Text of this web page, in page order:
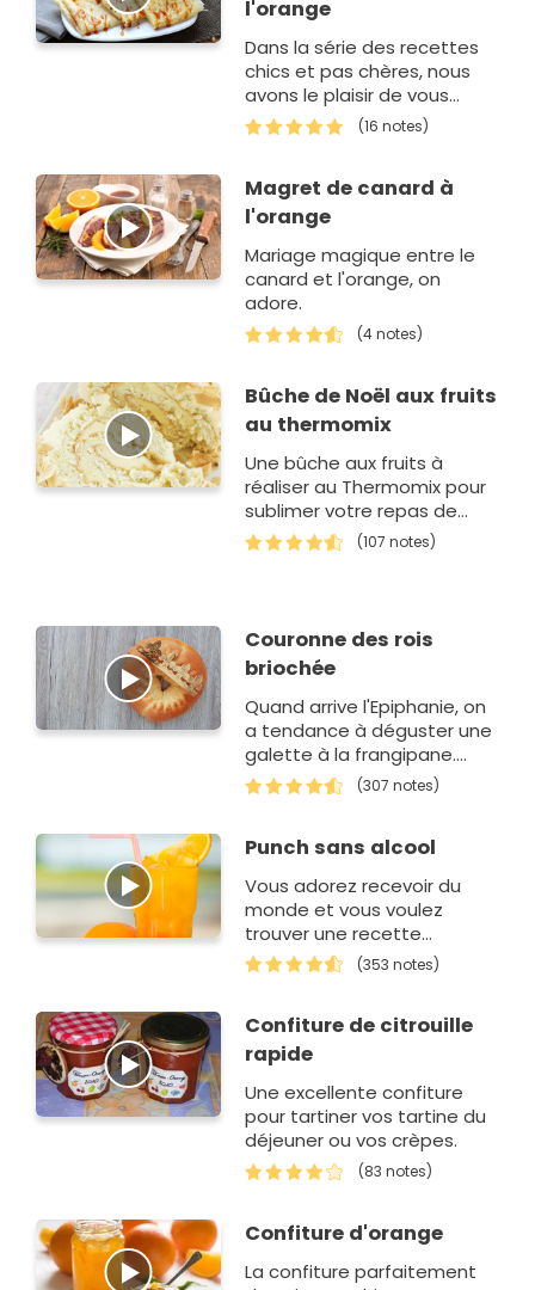
l'orange
Dans la série des recettes
chics et pas chères, nous
avons le plaisir de vous
proposer ces crêpes
aromatisées au rhum avec
(16 notes)
Magret de canard à
l'orange
Mariage magique entre le
canard et l'orange, on
adore.
(4 notes)
Bûche de Noël aux fruits
au thermomix
Une bûche aux fruits à
réaliser au Thermomix pour
sublimer votre repas de
Noël.
(107 notes)
Couronne des rois
briochée
Quand arrive l'Epiphanie, on
a tendance à déguster une
galette à la frangipane.
Sauf qu'en Provence, on
préfère se régaler…
(307 notes)
Punch sans alcool
Vous adorez recevoir du
monde et vous voulez
trouver une recette
de cocktail sans alcool ? Ce
punch est tellement facile à
se…
(353 notes)
Confiture de citrouille
rapide
Une excellente confiture
pour tartiner vos tartine du
déjeuner ou vos crèpes.
(83 notes)
Confiture d'orange
La confiture parfaitement